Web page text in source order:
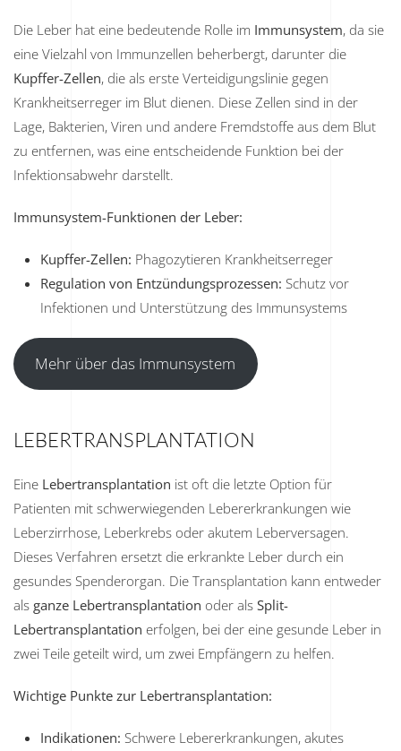
Die Leber hat eine bedeutende Rolle im Immunsystem, da sie
eine Vielzahl von Immunzellen beherbergt, darunter die
Kupffer-Zellen, die als erste Verteidigungslinie gegen
Krankheitserreger im Blut dienen. Diese Zellen sind in der
Lage, Bakterien, Viren und andere Fremdstoffe aus dem Blut
zu entfernen, was eine entscheidende Funktion bei der
Infektionsabwehr darstellt.
Immunsystem-Funktionen der Leber:
Kupffer-Zellen: Phagozytieren Krankheitserreger
Regulation von Entzündungsprozessen: Schutz vor
Infektionen und Unterstützung des Immunsystems
Mehr über das Immunsystem
LEBERTRANSPLANTATION
Eine Lebertransplantation ist oft die letzte Option für
Patienten mit schwerwiegenden Lebererkrankungen wie
Leberzirrhose, Leberkrebs oder akutem Leberversagen.
Dieses Verfahren ersetzt die erkrankte Leber durch ein
gesundes Spenderorgan. Die Transplantation kann entweder
als ganze Lebertransplantation oder als Split-
Lebertransplantation erfolgen, bei der eine gesunde Leber in
zwei Teile geteilt wird, um zwei Empfängern zu helfen.
Wichtige Punkte zur Lebertransplantation:
Indikationen: Schwere Lebererkrankungen, akutes